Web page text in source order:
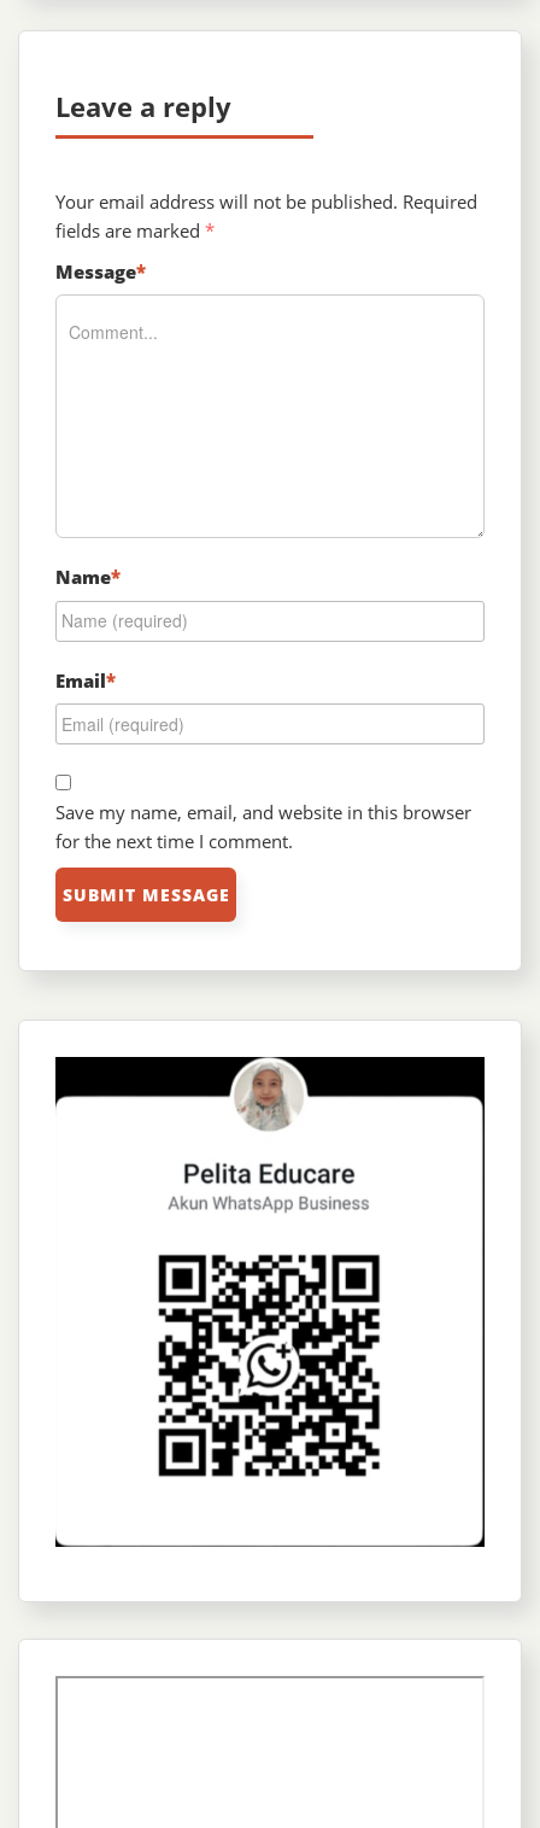
Leave a reply
Your email address will not be published. Required
fields are marked *
Message*
Name*
Email*
Save my name, email, and website in this browser
for the next time I comment.